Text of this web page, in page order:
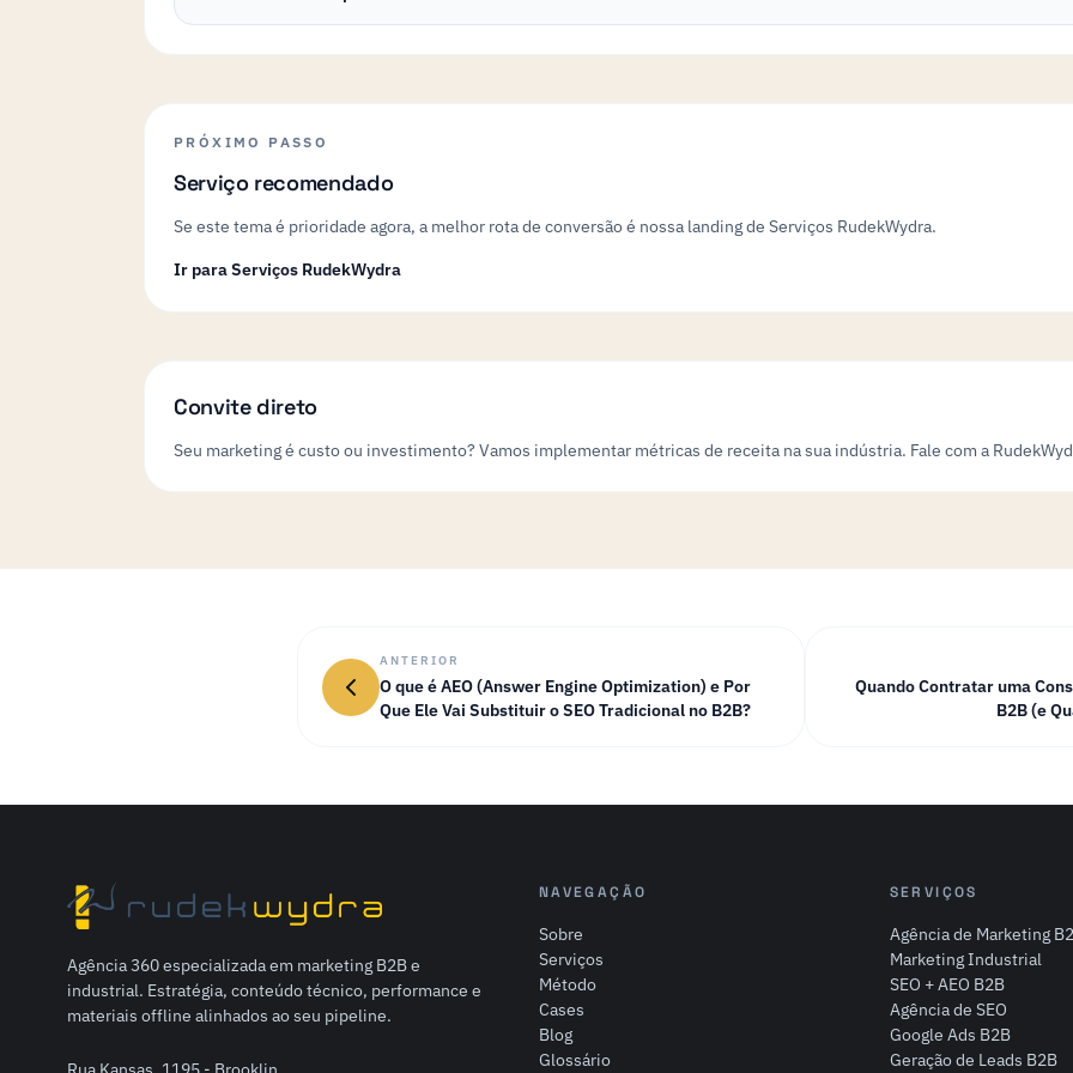
PRÓXIMO PASSO
Serviço recomendado
Se este tema é prioridade agora, a melhor rota de conversão é nossa landing de Serviços RudekWydra.
Ir para Serviços RudekWydra
Convite direto
Seu marketing é custo ou investimento? Vamos implementar métricas de receita na sua indústria. Fale com a
ANTERIOR
O que é AEO (Answer Engine Optimization) e Por
Que Ele Vai Substituir o SEO Tradicional no B2B?
Quando Contratar uma
B2B (e
Agência 360 especializada em marketing B2B e
industrial. Estratégia, conteúdo técnico, performance e
materiais offline alinhados ao seu pipeline.
NAVEGAÇÃO
Sobre
Serviços
Método
Cases
Blog
Glossário
SERVIÇOS
Agência de Marketing
Marketing Industrial
SEO + AEO B2B
Agência de SEO
Google Ads B2B
Geração de Leads B2B